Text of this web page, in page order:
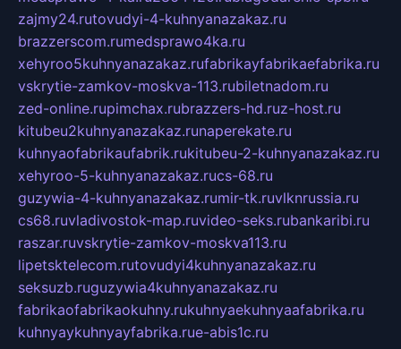
zajmy24.rutovudyi-4-kuhnyanazakaz.ru
brazzerscom.rumedsprawo4ka.ru
xehyroo5kuhnyanazakaz.rufabrikayfabrikaefabrika.ru
vskrytie-zamkov-moskva-113.rubiletnadom.ru
zed-online.rupimchax.rubrazzers-hd.ruz-host.ru
kitubeu2kuhnyanazakaz.runaperekate.ru
kuhnyaofabrikaufabrik.rukitubeu-2-kuhnyanazakaz.ru
xehyroo-5-kuhnyanazakaz.rucs-68.ru
guzywia-4-kuhnyanazakaz.rumir-tk.ruvlknrussia.ru
cs68.ruvladivostok-map.ruvideo-seks.rubankaribi.ru
raszar.ruvskrytie-zamkov-moskva113.ru
lipetsktelecom.rutovudyi4kuhnyanazakaz.ru
seksuzb.ruguzywia4kuhnyanazakaz.ru
fabrikaofabrikaokuhny.rukuhnyaekuhnyaafabrika.ru
kuhnyaykuhnyayfabrika.rue-abis1c.ru